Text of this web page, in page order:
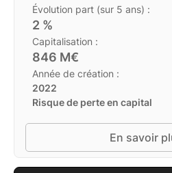
Évolution part (sur 5 ans) :
2 %
Capitalisation :
846 M€
Année de création :
2022
Risque de perte en capital
En savoir